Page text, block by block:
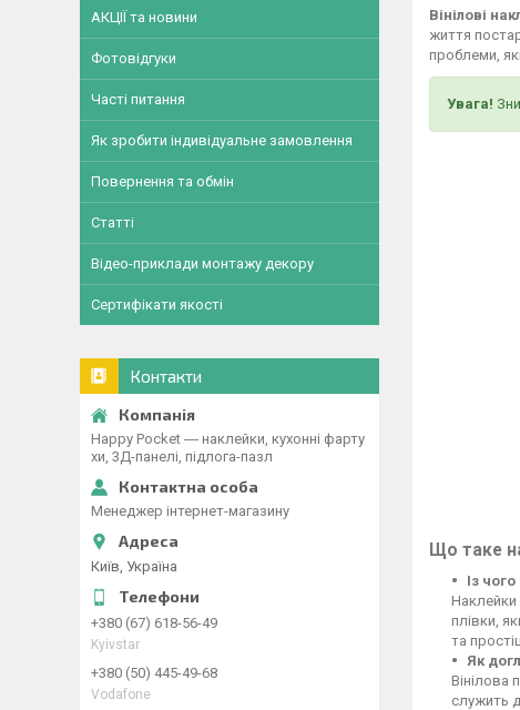
Вінілові
життя
проблеми,
Увага!
Що таке
Із
Наклейки
плівки,
та
Як
Вінілова
служить
АКЦІЇ та новини
Фотовідгуки
Часті питання
Як зробити індивідуальне замовлення
Повернення та обмін
Статті
Відео-приклади монтажу декору
Сертифікати якості
Контакти
Happy Pocket ― наклейки, кухонні фарту
хи, 3Д-панелі, підлога-пазл
Менеджер інтернет-магазину
Київ, Україна
+380 (67) 618-56-49
Kyivstar
+380 (50) 445-49-68
Vodafone